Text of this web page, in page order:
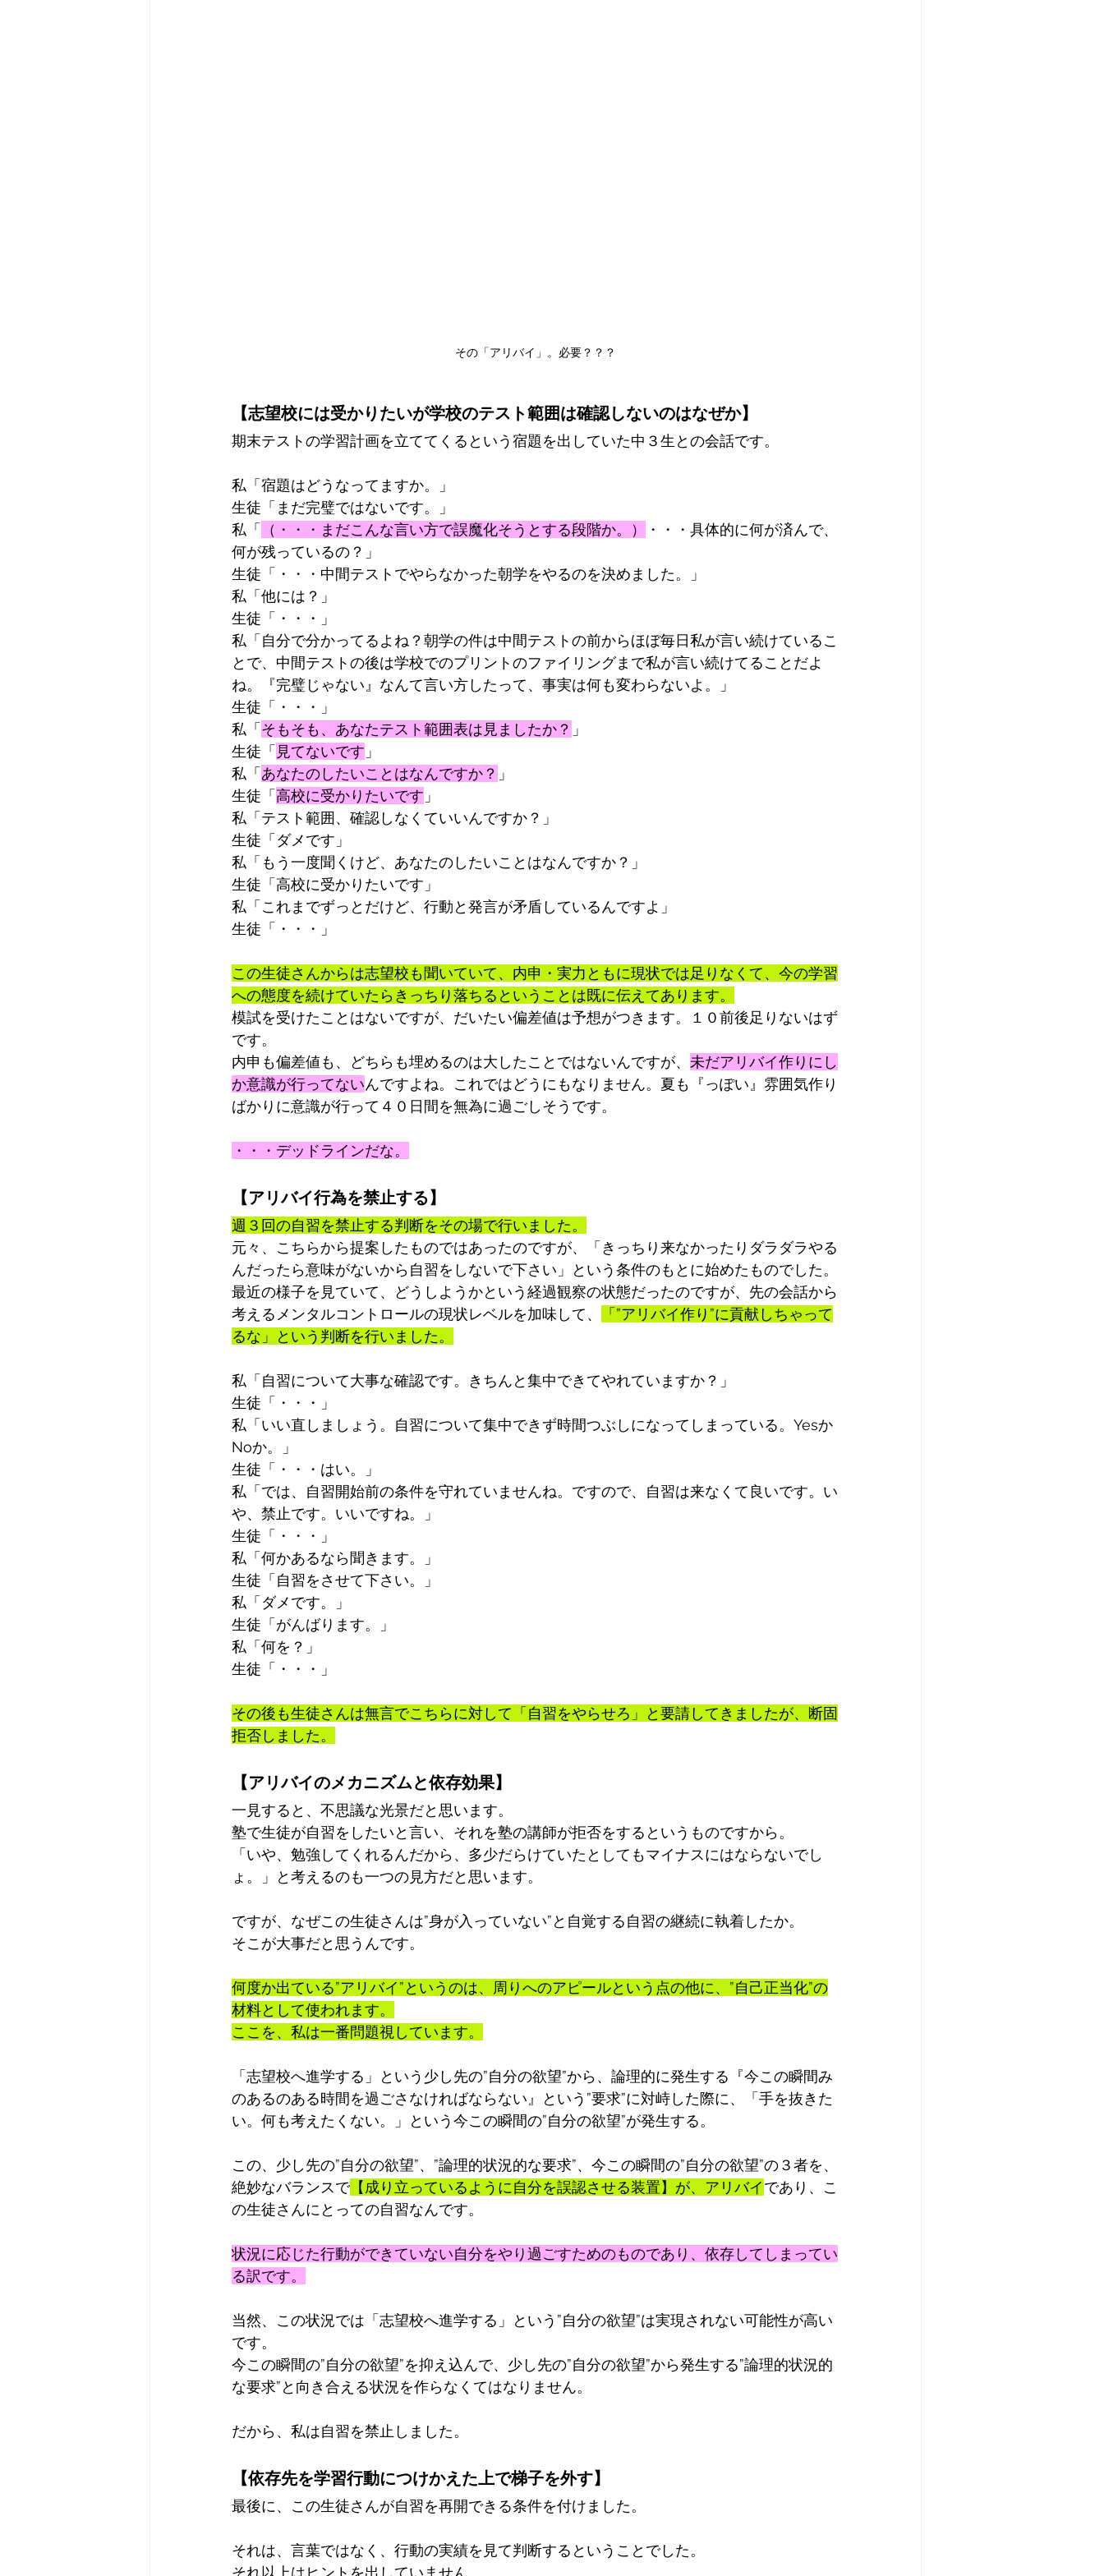
その「アリバイ」。必要？？？
【志望校には受かりたいが学校のテスト範囲は確認しないのはなぜか】
期末テストの学習計画を立ててくるという宿題を出していた中３生との会話です。
私「宿題はどうなってますか。」
生徒「まだ完璧ではないです。」
私「
（・・・まだこんな言い方で誤魔化そうとする段階か。）
・・・具体的に何が済んで、
何が残っているの？」
生徒「・・・中間テストでやらなかった朝学をやるのを決めました。」
私「他には？」
生徒「・・・」
私「自分で分かってるよね？朝学の件は中間テストの前からほぼ毎日私が言い続けているこ
とで、中間テストの後は学校でのプリントのファイリングまで私が言い続けてることだよ
ね。『完璧じゃない』なんて言い方したって、事実は何も変わらないよ。」
生徒「・・・」
私「 そもそも、あなたテスト範囲表は見ましたか？ 」
生徒「 見てないです 」
私「 あなたのしたいことはなんですか？ 」
生徒「 高校に受かりたいです 」
私「テスト範囲、確認しなくていいんですか？」
生徒「ダメです」
私「もう一度聞くけど、あなたのしたいことはなんですか？」
生徒「高校に受かりたいです」
私「これまでずっとだけど、行動と発言が矛盾しているんですよ」
生徒「・・・」
この生徒さんからは志望校も聞いていて、内申・実力ともに現状では足りなくて、今の学習
への態度を続けていたらきっちり落ちるということは既に伝えてあります。
模試を受けたことはないですが、だいたい偏差値は予想がつきます。１０前後足りないはず
です。
内申も偏差値も、どちらも埋めるのは大したことではないんですが、 未だアリバイ作りにし
か意識が行ってないんですよね。これではどうにもなりません。夏も『っぽい』雰囲気作り
ばかりに意識が行って４０日間を無為に過ごしそうです。
・・・デッドラインだな。
【アリバイ行為を禁止する】
週３回の自習を禁止する判断をその場で行いました。
元々、こちらから提案したものではあったのですが、「きっちり来なかったりダラダラやる
んだったら意味がないから自習をしないで下さい」という条件のもとに始めたものでした。
最近の様子を見ていて、どうしようかという経過観察の状態だったのですが、先の会話から
考えるメンタルコントロールの現状レベルを加味して、
「”アリバイ作り”に貢献しちゃって
るな」という判断を行いました。
私「自習について大事な確認です。きちんと集中できてやれていますか？」
生徒「・・・」
私「いい直しましょう。自習について集中できず時間つぶしになってしまっている。Yesか
Noか。」
生徒「・・・はい。」
私「では、自習開始前の条件を守れていませんね。ですので、自習は来なくて良いです。い
や、禁止です。いいですね。」
生徒「・・・」
私「何かあるなら聞きます。」
生徒「自習をさせて下さい。」
私「ダメです。」
生徒「がんばります。」
私「何を？」
生徒「・・・」
その後も生徒さんは無言でこちらに対して「自習をやらせろ」と要請してきましたが、断固
拒否しました。
【アリバイのメカニズムと依存効果】
一見すると、不思議な光景だと思います。
塾で生徒が自習をしたいと言い、それを塾の講師が拒否をするというものですから。
「いや、勉強してくれるんだから、多少だらけていたとしてもマイナスにはならないでし
ょ。」と考えるのも一つの見方だと思います。
ですが、なぜこの生徒さんは”身が入っていない”と自覚する自習の継続に執着したか。
そこが大事だと思うんです。
何度か出ている”アリバイ”というのは、周りへのアピールという点の他に、”自己正当化”の
材料として使われます。
ここを、私は一番問題視しています。
「志望校へ進学する」という少し先の”自分の欲望”から、論理的に発生する『今この瞬間み
のあるのある時間を過ごさなければならない』という”要求”に対峙した際に、「手を抜きた
い。何も考えたくない。」という今この瞬間の”自分の欲望”が発生する。
この、少し先の”自分の欲望”、”論理的状況的な要求”、今この瞬間の”自分の欲望”の３者を、
絶妙なバランスで 【成り立っているように自分を誤認させる装置】が、アリバイであり、こ
の生徒さんにとっての自習なんです。
状況に応じた行動ができていない自分をやり過ごすためのものであり、依存してしまってい
る訳です。
当然、この状況では「志望校へ進学する」という”自分の欲望”は実現されない可能性が高い
です。
今この瞬間の”自分の欲望”を抑え込んで、少し先の”自分の欲望”から発生する”論理的状況的
な要求”と向き合える状況を作らなくてはなりません。
だから、私は自習を禁止しました。
【依存先を学習行動につけかえた上で梯子を外す】
最後に、この生徒さんが自習を再開できる条件を付けました。
それは、言葉ではなく、行動の実績を見て判断するということでした。
それ以上はヒントを出していません。